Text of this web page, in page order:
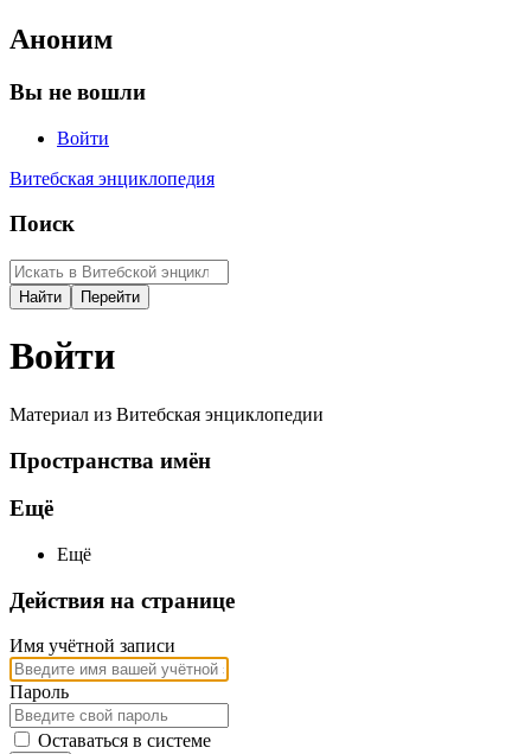
Аноним
Вы не вошли
Войти
Витебская энциклопедия
Поиск
Войти
Материал из Витебская энциклопедии
Пространства имён
Ещё
Ещё
Действия на странице
Имя учётной записи
Пароль
Оставаться в системе